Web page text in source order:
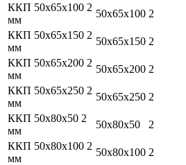
ККП 50х65х100 2
мм
50х65х100 2
ККП 50х65х150 2
мм
50х65х150 2
ККП 50х65х200 2
мм
50х65х200 2
ККП 50х65х250 2
мм
50х65х250 2
ККП 50х80х50 2
мм
50х80х50 2
ККП 50х80х100 2
мм
50х80х100 2